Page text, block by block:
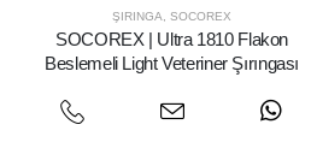
ŞIRINGA,SOCOREX
SOCOREX | Ultra 1810 Flakon
Beslemeli Light Veteriner Şırıngası